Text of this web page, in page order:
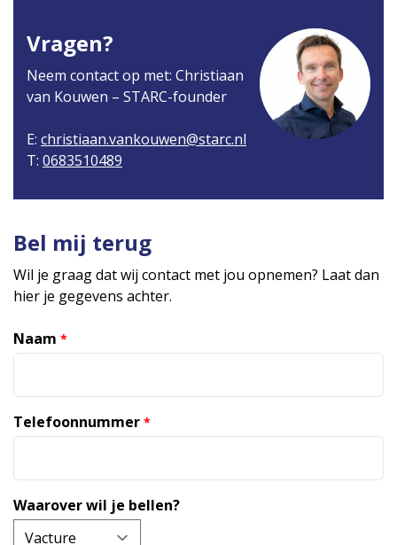
Vragen?
Neem contact op met: Christiaan
van Kouwen – STARC-founder
E: christiaan.vankouwen@starc.nl
T: 0683510489
Bel mij terug
Wil je graag dat wij contact met jou opnemen? Laat dan
hier je gegevens achter.
Naam *
Telefoonnummer *
Waarover wil je bellen?